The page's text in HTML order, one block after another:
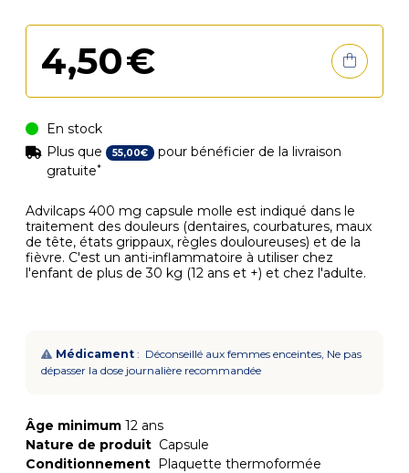
Advilcaps 400 mg capsule molle est indiqué dans le
traitement des douleurs (dentaires, courbatures, maux
de tête, états grippaux, règles douloureuses) et de la
fièvre. C'est un anti-inflammatoire à utiliser chez
l'enfant de plus de 30 kg (12 ans et +) et chez l'adulte.
4,50€
En stock
Plus que
55,00€ pour bénéficier de la livraison
gratuite*
Médicament : Déconseillé aux femmes enceintes, Ne pas
dépasser la dose journalière recommandée
Âge minimum 12 ans
Nature de produit Capsule
Conditionnement Plaquette thermoformée